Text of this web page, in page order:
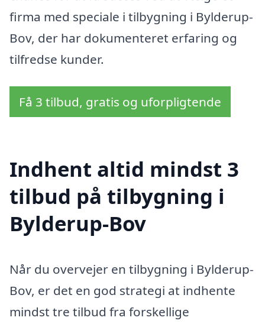
firma med speciale i tilbygning i Bylderup-
Bov, der har dokumenteret erfaring og
tilfredse kunder.
Få 3 tilbud, gratis og uforpligtende
Indhent altid mindst 3
tilbud på tilbygning i
Bylderup-Bov
Når du overvejer en tilbygning i Bylderup-
Bov, er det en god strategi at indhente
mindst tre tilbud fra forskellige